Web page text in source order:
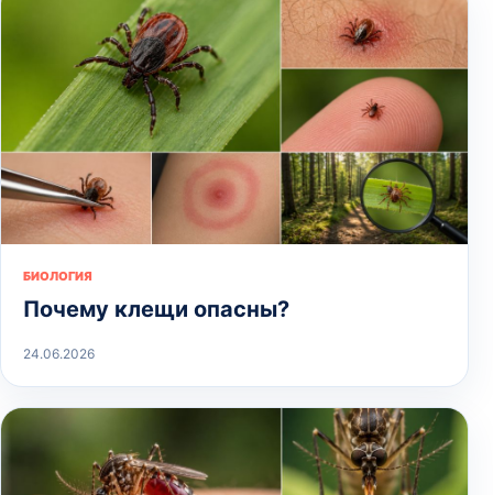
БИОЛОГИЯ
Почему клещи опасны?
24.06.2026